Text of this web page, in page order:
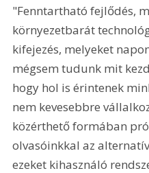
"Fenntartható fejlődés,
környezetbarát
kifejezés, melyeket
mégsem tudunk mit
hogy hol is érintenek
nem kevesebbre
közérthető formában
olvasóinkkal az
ezeket kihasználó